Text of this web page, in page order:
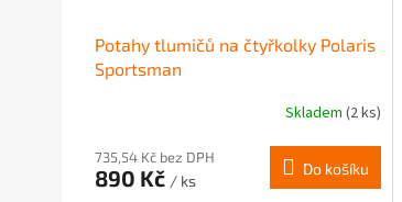
Potahy tlumičů na čtyřkolky Polaris
Sportsman
Skladem (2 ks)
735,54 Kč bez DPH
890 Kč / ks
Do košíku